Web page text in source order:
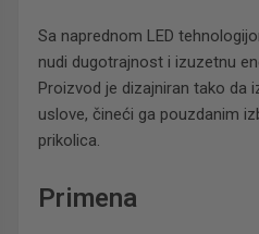
Sa naprednom LED
nudi dugotrajnost i izuzetnu
Proizvod je dizajniran tako da
uslove, čineći ga pouzdanim
prikolica.
Primena